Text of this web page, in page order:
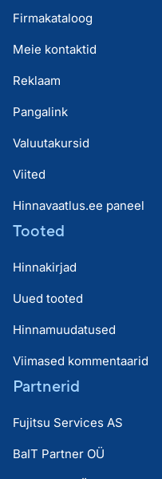
Firmakataloog
Meie kontaktid
Reklaam
Pangalink
Valuutakursid
Viited
Hinnavaatlus.ee paneel
Tooted
Hinnakirjad
Uued tooted
Hinnamuudatused
Viimased kommentaarid
Partnerid
Fujitsu Services AS
BaIT Partner OÜ